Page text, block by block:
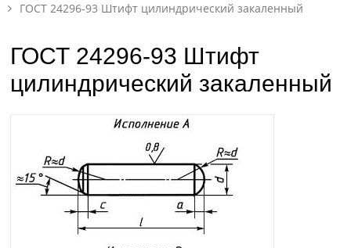
ГОСТ 24296-93 Штифт цилиндрический закаленный
ГОСТ 24296-93 Штифт
цилиндрический закаленный